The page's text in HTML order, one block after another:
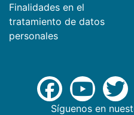
Finalidades en el
tratamiento de datos
personales
Síguenos en